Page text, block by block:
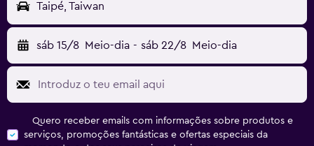
Taipé, Taiwan
sáb 15/8 Meio-dia - sáb 22/8 Meio-dia
Quero receber emails com informações sobre produtos e
serviços, promoções fantásticas e ofertas especiais da